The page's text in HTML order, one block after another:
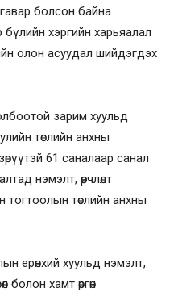
болсон байна.
бүлийн хэргийн харьяалал
олон асуудал шийдэгдэх
зарим хуульд
төслийн анхны
61 саналаар санал
нэмэлт, өөрчлөлт
төслийн анхны
ерөнхий хуульд нэмэлт,
болон хамт өргөн